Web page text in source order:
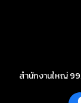
สำนักงานใหญ่